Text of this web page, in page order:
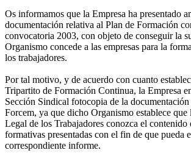
Os informamos que la Empresa ha presentado
documentación relativa al Plan de Formación
convocatoria 2003, con objeto de conseguir la
Organismo concede a las empresas para la
los trabajadores.
Por tal motivo, y de acuerdo con cuanto
Tripartito de Formación Continua, la Empresa
Sección Sindical fotocopia de la documentación
Forcem, ya que dicho Organismo establece que
Legal de los Trabajadores conozca el contenido
formativas presentadas con el fin de que pueda
correspondiente informe.